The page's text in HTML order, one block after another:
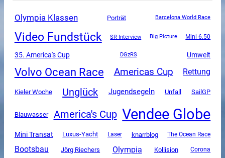
Olympia Klassen Porträt Barcelona World Race
Video Fundstück SR-Interview Big Picture Mini 6.50
35. America's Cup DGzRS Umwelt
Volvo Ocean Race Americas Cup Rettung
Kieler Woche Unglück Jugendsegeln Unfall SailGP
Blauwasser America's Cup Vendee Globe
Mini Transat Luxus-Yacht Laser knarrblog The Ocean Race
Bootsbau Jörg Riechers Olympia Kollision Corona